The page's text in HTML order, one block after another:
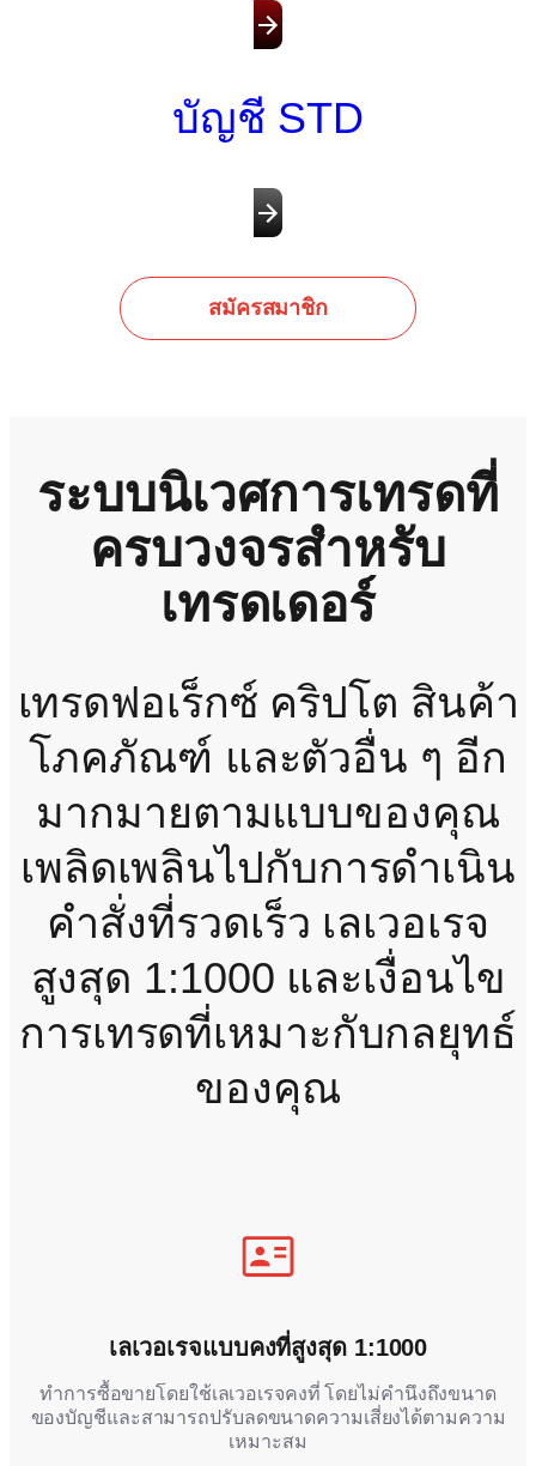
บัญชี STD
สมัครสมาชิก
ระบบนิเวศการเทรดที่
ครบวงจรสำหรับ
เทรดเดอร์
เทรดฟอเร็กซ์ คริปโต สินค้า
โภคภัณฑ์ และตัวอื่น ๆ อีก
มากมายตามแบบของคุณ
เพลิดเพลินไปกับการดำเนิน
คำสั่งที่รวดเร็ว เลเวอเรจ
สูงสุด 1:1000 และเงื่อนไข
การเทรดที่เหมาะกับกลยุทธ์
ของคุณ
เลเวอเรจแบบคงที่สูงสุด 1:1000
ทำการซื้อขายโดยใช้เลเวอเรจคงที่ โดยไม่คำนึงถึงขนาด
ของบัญชีและสามารถปรับลดขนาดความเสี่ยงได้ตามความ
เหมาะสม